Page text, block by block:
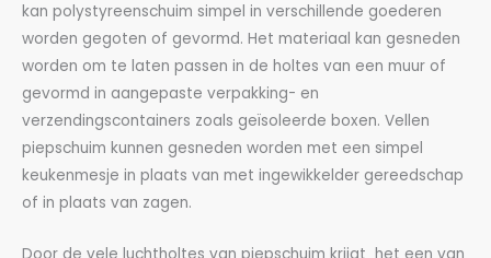
kan polystyreenschuim simpel in verschillende goederen
worden gegoten of gevormd. Het materiaal kan gesneden
worden om te laten passen in de holtes van een muur of
gevormd in aangepaste verpakking- en
verzendingscontainers zoals geïsoleerde boxen. Vellen
piepschuim kunnen gesneden worden met een simpel
keukenmesje in plaats van met ingewikkelder gereedschap
of in plaats van zagen.